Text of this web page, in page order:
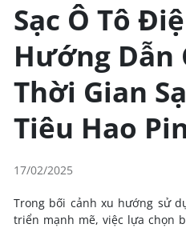
Sạc Ô Tô
Hướng Dẫn
Thời Gian
Tiêu Hao
17/02/2025
Trong bối cảnh xu hướng sử
triển mạnh mẽ, việc lựa chọn